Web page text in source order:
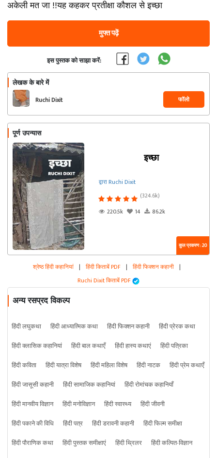
अकेली मत जा !!यह कहकर प्रतीक्षा कौशल से इच्छा
मुफ्त पढ़ें
इस पुस्तक को साझा करें:
लेखक के बारे में
Ruchi Dixit फॉलो
पूर्ण उपन्यास
इच्छा
द्वारा Ruchi Dixit
(324.6k)
220.5k
14 86.2k
कुल प्रकरण : 20
श्रेष्ठ हिंदी कहानियां | हिंदी किताबें PDF | हिंदी फिक्शन कहानी |
Ruchi Dixit किताबें PDF
अन्य रसप्रद विकल्प
हिंदी लघुकथा हिंदी आध्यात्मिक कथा हिंदी फिक्शन कहानी
हिंदी प्रेरक कथा
हिंदी क्लासिक कहानियां
हिंदी बाल कथाएँ हिंदी हास्य कथाएं
हिंदी पत्रिका
हिंदी कविता
हिंदी यात्रा विशेष हिंदी महिला विशेष हिंदी नाटक
हिंदी प्रेम कथाएँ
हिंदी जासूसी कहानी
हिंदी सामाजिक कहानियां
हिंदी रोमांचक कहानियाँ
हिंदी मानवीय विज्ञान
हिंदी मनोविज्ञान हिंदी स्वास्थ्य
हिंदी जीवनी
हिंदी पकाने की विधि
हिंदी पत्र हिंदी डरावनी कहानी
हिंदी फिल्म समीक्षा
हिंदी पौराणिक कथा
हिंदी पुस्तक समीक्षाएं हिंदी थ्रिलर
हिंदी कल्पित-विज्ञान